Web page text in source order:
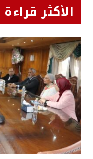
الأكثر قراءة